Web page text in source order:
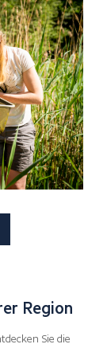
Region
Sie die